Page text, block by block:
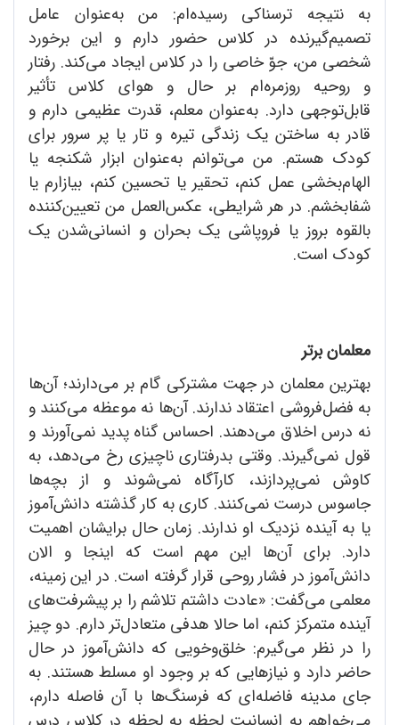
به نتیجه ترسناکی رسیده‌ام: من به‌عنوان عامل
تصمیم‌گیرنده در کلاس حضور دارم و این برخورد
شخصی من، جوّ خاصی را در کلاس ایجاد می‌کند. رفتار
و روحیه روزمره‌ام بر حال و هوای کلاس تأثیر
قابل‌توجهی دارد. به‌عنوان معلم، قدرت عظیمی دارم و
قادر به ساختن یک زندگی تیره و تار یا پر سرور برای
کودک هستم. من می‌توانم به‌عنوان ابزار شکنجه یا
الهام‌بخشی عمل کنم، تحقیر یا تحسین کنم، بیازارم یا
شفابخشم. در هر شرایطی، عکس‌العمل من تعیین‌کننده
بالقوه بروز یا فروپاشی یک بحران و انسانی‌شدن یک
کودک است.
معلمان برتر
بهترین معلمان در جهت مشترکی گام بر می‌دارند؛ آن‌ها
به فضل‌فروشی اعتقاد ندارند. آن‌ها نه موعظه می‌کنند و
نه درس اخلاق می‌دهند. احساس گناه پدید نمی‌آورند و
قول نمی‌گیرند. وقتی بدرفتاری ناچیزی رخ می‌دهد، به
کاوش نمی‌پردازند، کارآگاه نمی‌شوند و از بچه‌ها
جاسوس درست نمی‌کنند. کاری به کار گذشته دانش‌آموز
یا به آینده نزدیک او ندارند. زمان حال برایشان اهمیت
دارد. برای آن‌ها این مهم است که اینجا و الان
دانش‌آموز در فشار روحی قرار گرفته است. در این زمینه،
معلمی می‌گفت: «عادت داشتم تلاشم را بر پیشرفت‌های
آینده متمرکز کنم، اما حالا هدفی متعادل‌تر دارم. دو چیز
را در نظر می‌گیرم: خلق‌وخویی که دانش‌آموز در حال
حاضر دارد و نیازهایی که بر وجود او مسلط هستند. به
جای مدینه فاضله‌ای که فرسنگ‌ها با آن فاصله دارم،